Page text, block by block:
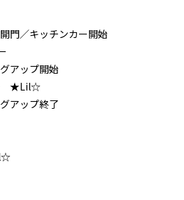
門／キッチンカー開始
アップ開始
★Lil☆
アップ終了